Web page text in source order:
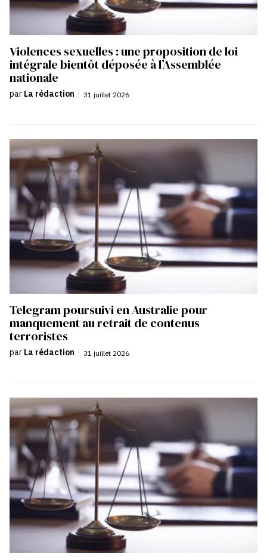
Violences sexuelles : une proposition de loi
intégrale bientôt déposée à l’Assemblée
nationale
par La rédaction | 31 juillet 2026
Telegram poursuivi en Australie pour
manquement au retrait de contenus
terroristes
par La rédaction | 31 juillet 2026